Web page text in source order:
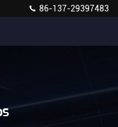
86-137-29397483